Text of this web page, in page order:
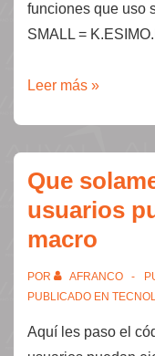
funciones que uso
SMALL =
Fórmula
varios
valores
Leer más »
Que
usuarios
macro
POR AFRANCO
PUBLICADO EN
Aquí les paso el